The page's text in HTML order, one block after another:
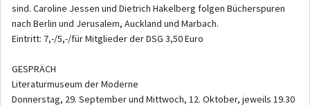
sind. Caroline Jessen und Dietrich Hakelberg folgen Bücherspuren
nach Berlin und Jerusalem, Auckland und Marbach.
Eintritt: 7,-/5,-/für Mitglieder der DSG 3,50 Euro
GESPRÄCH
Literaturmuseum der Moderne
Donnerstag, 29. September und Mittwoch, 12. Oktober, jeweils 19.30